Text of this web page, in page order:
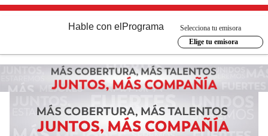
Hable con el Programa
Selecciona tu emisora
Elige tu emisora